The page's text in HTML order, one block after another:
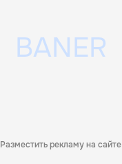
Разместить рекламу на сайте